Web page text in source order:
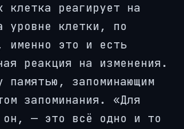
реагирует на
уровне клетки, по
именно это и есть
реакция на изменения.
памятью, запоминающим
запоминания. «Для
он, — это всё одно и то